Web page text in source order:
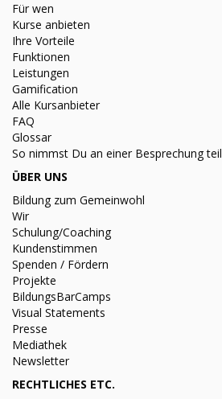
Für wen
Kurse anbieten
Ihre Vorteile
Funktionen
Leistungen
Gamification
Alle Kursanbieter
FAQ
Glossar
So nimmst Du an einer Besprechung teil
ÜBER UNS
Bildung zum Gemeinwohl
Wir
Schulung/Coaching
Kundenstimmen
Spenden / Fördern
Projekte
BildungsBarCamps
Visual Statements
Presse
Mediathek
Newsletter
RECHTLICHES ETC.